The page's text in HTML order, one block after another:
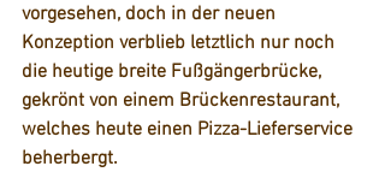
vorgesehen, doch in der neuen
Konzeption verblieb letztlich nur noch
die heutige breite Fußgängerbrücke,
gekrönt von einem Brückenrestaurant,
welches heute einen Pizza-Lieferservice
beherbergt.